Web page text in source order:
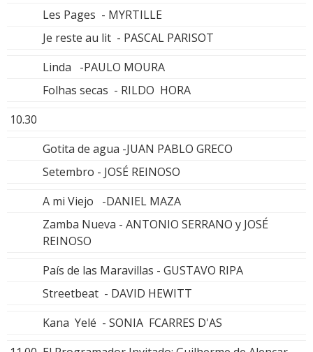
Les Pages - MYRTILLE
Je reste au lit - PASCAL PARISOT
Linda -PAULO MOURA
Folhas secas - RILDO HORA
10.30
Gotita de agua -JUAN PABLO GRECO
Setembro - JOSÉ REINOSO
A mi Viejo -DANIEL MAZA
Zamba Nueva - ANTONIO SERRANO y JOSÉ
REINOSO
País de las Maravillas - GUSTAVO RIPA
Streetbeat - DAVID HEWITT
Kana Yelé - SONIA FCARRES D'AS